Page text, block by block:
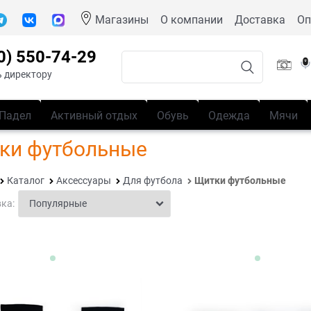
Магазины О компании Доставка
550-74-29
директору
Активный отдых Обувь Одежда Мячи
футбольные
Каталог Аксессуары Для футбола Щитки футбольные